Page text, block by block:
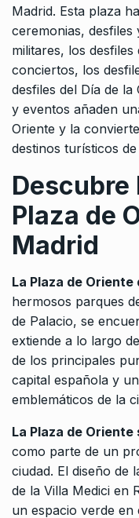
Madrid. Esta plaza
ceremonias,
militares, los
conciertos, los
desfiles del Día de la
y eventos añaden
Oriente y la
destinos turísticos
Descubre
Plaza de
Madrid
La Plaza de Oriente
hermosos parques
de Palacio, se
extiende a lo largo
de los principales
capital española y
emblemáticos de la
La Plaza de
como parte de un
ciudad. El diseño de
de la Villa Medici en
un espacio verde en